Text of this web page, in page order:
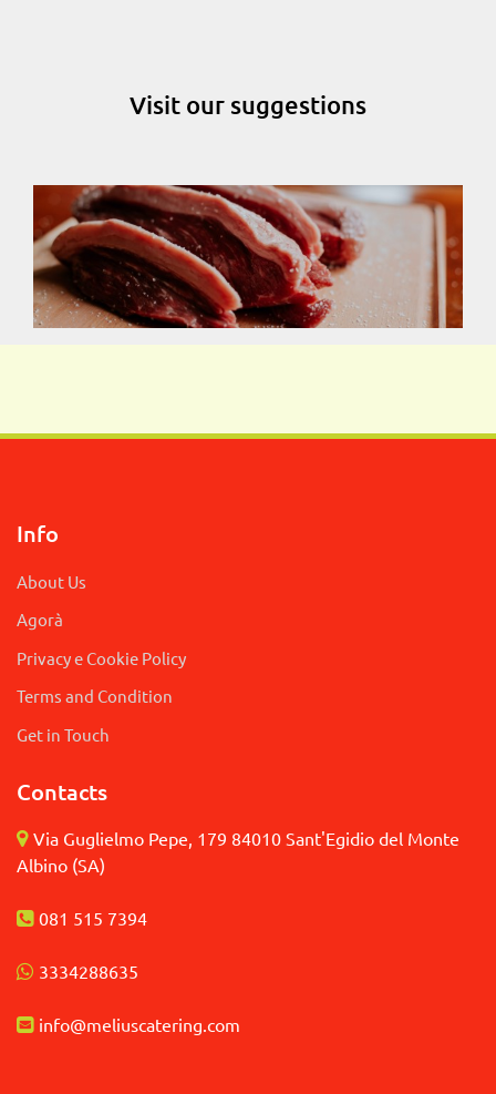
Visit our suggestions
Info
About Us
Agorà
Privacy e Cookie Policy
Terms and Condition
Get in Touch
Contacts
Via Guglielmo Pepe, 179 84010 Sant'Egidio del Monte
Albino (SA)
081 515 7394
3334288635
info@meliuscatering. com